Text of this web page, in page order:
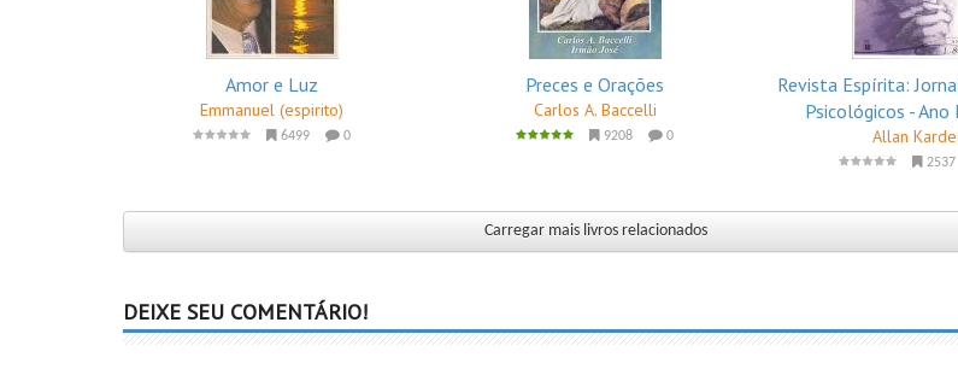
Amor e Luz
Emmanuel (espirito)
6499 0
Preces e Orações
Carlos A. Baccelli
9208 0
Revista Espírita:
Psicológicos - Ano
Allan
2537
Carregar mais livros relacionados
DEIXE SEU COMENTÁRIO!